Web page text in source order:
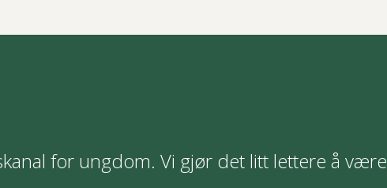
for ungdom. Vi gjør det litt lettere å være